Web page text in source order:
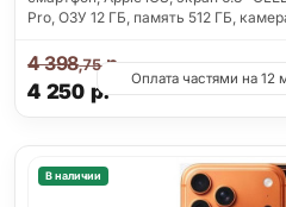
Pro, ОЗУ 12 ГБ, память 512 ГБ,
4 250 р.
4 398,75р.
Оплата частями на 12
В наличии